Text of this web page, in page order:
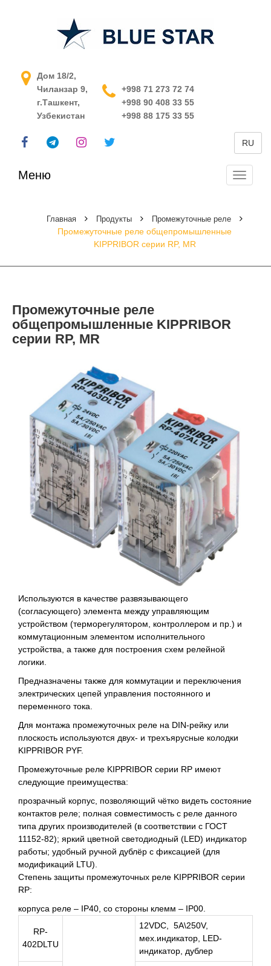
АСУ ТП в Узбекистане
Дом 18/2,
Чиланзар 9,
г.Ташкент,
Узбекистан
+998 71 273 72 74
+998 90 408 33 55
+998 88 175 33 55
RU
Меню
Главная Продукты Промежуточные реле
Промежуточные реле общепромышленные
KIPPRIBOR серии RP, MR
Промежуточные реле
общепромышленные KIPPRIBOR
серии RP, MR
Используются в качестве развязывающего
(согласующего) элемента между управляющим
устройством (терморегулятором, контроллером и пр.) и
коммутационным элементом исполнительного
устройства, а также для построения схем релейной
логики.
Предназначены также для коммутации и переключения
электрических цепей управления постоянного и
переменного тока.
Для монтажа промежуточных реле на DIN-рейку или
плоскость используются двух- и трехъярусные колодки
KIPPRIBOR PYF.
Промежуточные реле KIPPRIBOR серии RP имеют
следующие преимущества:
прозрачный корпус, позволяющий чётко видеть состояние
контактов реле; полная совместимость с реле данного
типа других производителей (в соответствии с ГОСТ
11152-82); яркий цветной светодиодный (LED) индикатор
работы; удобный ручной дублёр с фиксацией (для
модификаций LTU).
Степень защиты промежуточных реле KIPPRIBOR серии
RP:
корпуса реле – IP40, со стороны клемм – IР00.
RP-
402DLTU
12VDC, 5A\250V,
мех.индикатор, LED-
индикатор, дублер